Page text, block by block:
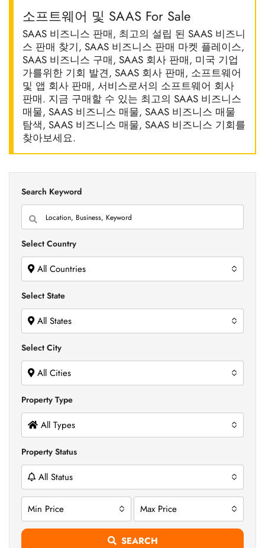
소프트웨어 및 SAAS For Sale
SAAS 비즈니스 판매, 최고의 설립 된 SAAS 비즈니
스 판매 찾기, SAAS 비즈니스 판매 마켓 플레이스,
SAAS 비즈니스 구매, SAAS 회사 판매, 미국 기업
가를위한 기회 발견, SAAS 회사 판매, 소프트웨어
및 앱 회사 판매, 서비스로서의 소프트웨어 회사
판매. 지금 구매할 수 있는 최고의 SAAS 비즈니스
매물, SAAS 비즈니스 매물, SAAS 비즈니스 매물
탐색, SAAS 비즈니스 매물, SAAS 비즈니스 기회를
찾아보세요.
Search Keyword
Select Country
All Countries
Select State
All States
Select City
All Cities
Property Type
All Types
Property Status
All Status
Min Price Max Price
SEARCH